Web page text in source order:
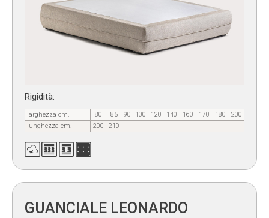
Rigidità:
larghezza cm. 80 85 90 100 120 140 160 170 180
200
lunghezza cm.
200 210
GUANCIALE LEONARDO